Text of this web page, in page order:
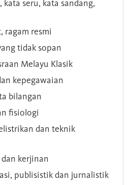
seru, kata sandang,
ragam resmi
tidak sopan
Melayu Klasik
kepegawaian
bilangan
fisiologi
dan teknik
kerjinan
publisistik dan jurnalistik